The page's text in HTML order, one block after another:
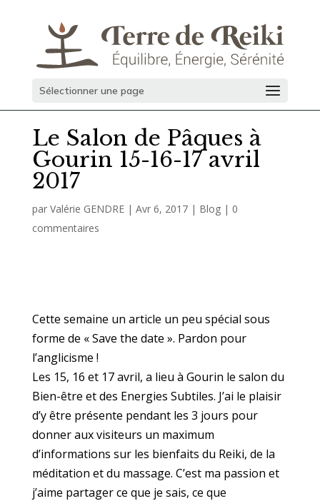
Sélectionner une page
Le Salon de Pâques à
Gourin 15-16-17 avril
2017
par Valérie GENDRE| Avr 6, 2017| Blog| 0
commentaires
Cette semaine un article un peu spécial sous
forme de « Save the date ». Pardon pour
l’anglicisme !
Les 15, 16 et 17 avril, a lieu à Gourin le salon du
Bien-être et des Energies Subtiles. J’ai le plaisir
d’y être présente pendant les 3 jours pour
donner aux visiteurs un maximum
d’informations sur les bienfaits du Reiki, de la
méditation et du massage. C’est ma passion et
j’aime partager ce que je sais, ce que